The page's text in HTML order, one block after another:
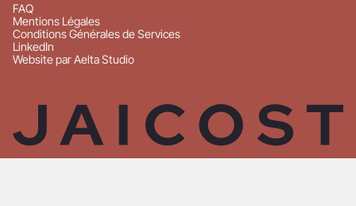
FAQ
Mentions Légales
Conditions Générales de Services
LinkedIn
Website par Aelta Studio